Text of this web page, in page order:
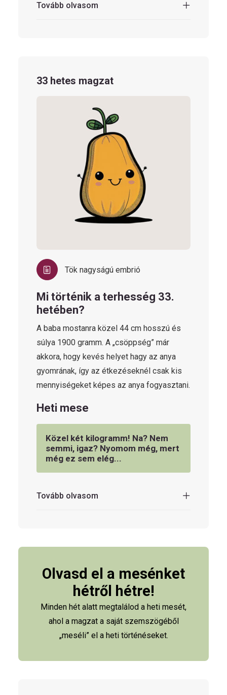
Tovább olvasom
33 hetes magzat
Tök nagyságú embrió
Mi történik a terhesség 33.
hetében?
A baba mostanra közel 44 cm hosszú és
súlya 1900 gramm. A „csöppség” már
akkora, hogy kevés helyet hagy az anya
gyomrának, így az étkezéseknél csak kis
mennyiségeket képes az anya fogyasztani.
Heti mese
Közel két kilogramm! Na? Nem
semmi, igaz? Nyomom még, mert
még ez sem elég...
Tovább olvasom
Olvasd el a mesénket
hétről hétre!
Minden hét alatt megtalálod a heti mesét,
ahol a magzat a saját szemszögéből
„meséli” el a heti történéseket.